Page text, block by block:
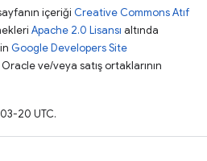
içeriği Creative Commons Atıf
Apache 2.0 Lisansı altında
Google Developers Site
ve/veya satış ortaklarının
20 UTC.